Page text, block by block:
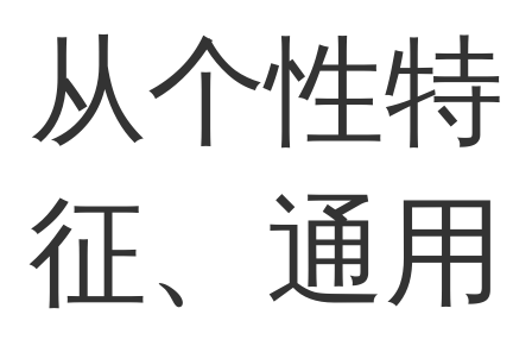
从​​个性特
征、通用